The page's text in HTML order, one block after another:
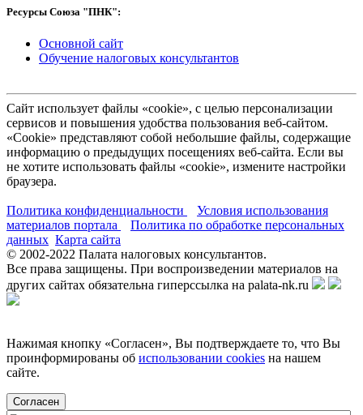
Ресурсы Союза "ПНК":
Основной сайт
Обучение налоговых консультантов
Сайт использует файлы «cookie», с целью персонализации
сервисов и повышения удобства пользования веб-сайтом.
«Cookie» представляют собой небольшие файлы, содержащие
информацию о предыдущих посещениях веб-сайта. Если вы
не хотите использовать файлы «cookie», измените настройки
браузера.
Политика конфиденциальности
Условия использования
материалов портала
Политика по обработке персональных
данных Карта сайта
© 2002-2022 Палата налоговых консультантов.
Все права защищены. При воспроизведении материалов на
других сайтах обязательна гиперссылка на palata-nk.ru
Нажимая кнопку «Согласен», Вы подтверждаете то, что Вы
проинформированы об использовании cookies на нашем
сайте.
Согласен